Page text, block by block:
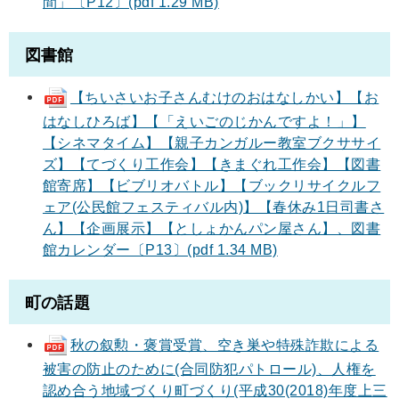
図書館
【ちいさいお子さんむけのおはなしかい】【お
はなしひろば】【「えいごのじかんですよ！」】
【シネマタイム】【親子カンガルー教室ブクササイ
ズ】【てづくり工作会】【きまぐれ工作会】【図書
館寄席】【ビブリオバトル】【ブックリサイクルフ
ェア(公民館フェスティバル内)】【春休み1日司書さ
ん】【企画展示】【としょかんパン屋さん】、図書
館カレンダー〔P13〕(pdf 1.34 MB)
町の話題
秋の叙勲・褒賞受賞、空き巣や特殊詐欺による
被害の防止のために(合同防犯パトロール)、人権を
認め合う地域づくり町づくり(平成30(2018)年度上三